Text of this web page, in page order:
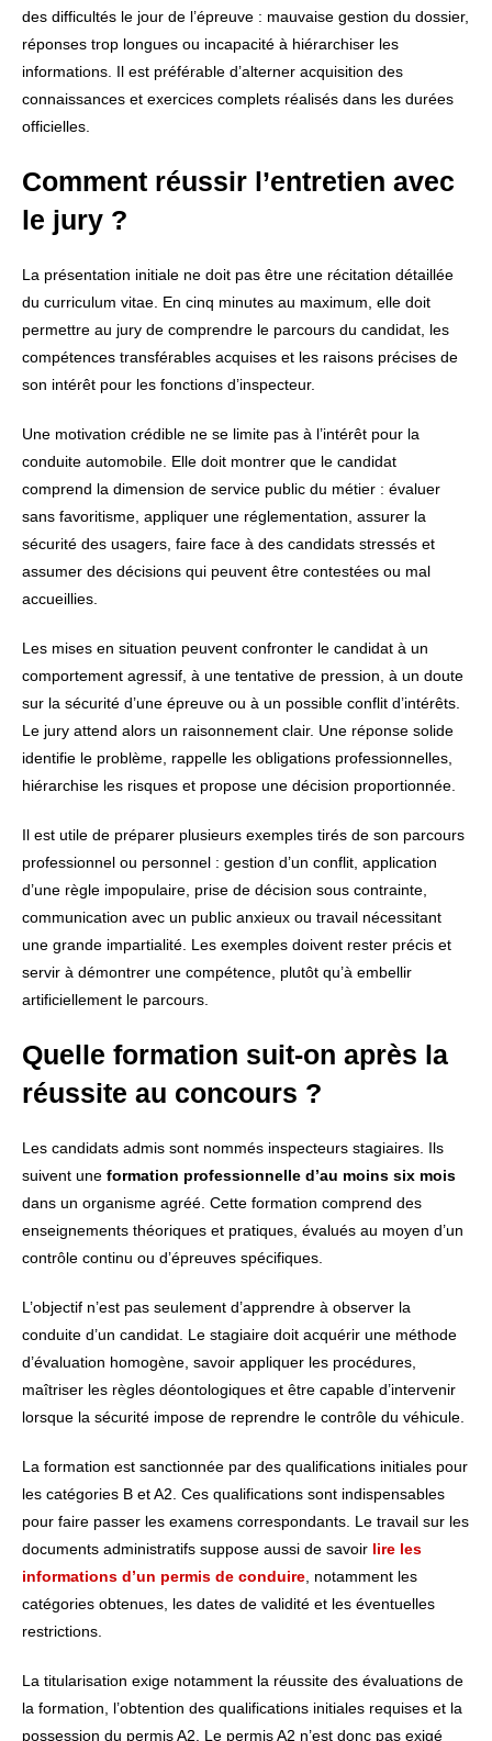
des difficultés le jour de l’épreuve : mauvaise gestion du dossier,
réponses trop longues ou incapacité à hiérarchiser les
informations. Il est préférable d’alterner acquisition des
connaissances et exercices complets réalisés dans les durées
officielles.
Comment réussir l’entretien avec
le jury ?
La présentation initiale ne doit pas être une récitation détaillée
du curriculum vitae. En cinq minutes au maximum, elle doit
permettre au jury de comprendre le parcours du candidat, les
compétences transférables acquises et les raisons précises de
son intérêt pour les fonctions d’inspecteur.
Une motivation crédible ne se limite pas à l’intérêt pour la
conduite automobile. Elle doit montrer que le candidat
comprend la dimension de service public du métier : évaluer
sans favoritisme, appliquer une réglementation, assurer la
sécurité des usagers, faire face à des candidats stressés et
assumer des décisions qui peuvent être contestées ou mal
accueillies.
Les mises en situation peuvent confronter le candidat à un
comportement agressif, à une tentative de pression, à un doute
sur la sécurité d’une épreuve ou à un possible conflit d’intérêts.
Le jury attend alors un raisonnement clair. Une réponse solide
identifie le problème, rappelle les obligations professionnelles,
hiérarchise les risques et propose une décision proportionnée.
Il est utile de préparer plusieurs exemples tirés de son parcours
professionnel ou personnel : gestion d’un conflit, application
d’une règle impopulaire, prise de décision sous contrainte,
communication avec un public anxieux ou travail nécessitant
une grande impartialité. Les exemples doivent rester précis et
servir à démontrer une compétence, plutôt qu’à embellir
artificiellement le parcours.
Quelle formation suit-on après la
réussite au concours ?
Les candidats admis sont nommés inspecteurs stagiaires. Ils
suivent une formation professionnelle d’au moins six mois
dans un organisme agréé. Cette formation comprend des
enseignements théoriques et pratiques, évalués au moyen d’un
contrôle continu ou d’épreuves spécifiques.
L’objectif n’est pas seulement d’apprendre à observer la
conduite d’un candidat. Le stagiaire doit acquérir une méthode
d’évaluation homogène, savoir appliquer les procédures,
maîtriser les règles déontologiques et être capable d’intervenir
lorsque la sécurité impose de reprendre le contrôle du véhicule.
La formation est sanctionnée par des qualifications initiales pour
les catégories B et A2. Ces qualifications sont indispensables
pour faire passer les examens correspondants. Le travail sur les
documents administratifs suppose aussi de savoir lire les
informations d’un permis de conduire , notamment les
catégories obtenues, les dates de validité et les éventuelles
restrictions.
La titularisation exige notamment la réussite des évaluations de
la formation, l’obtention des qualifications initiales requises et la
possession du permis A2. Le permis A2 n’est donc pas exigé